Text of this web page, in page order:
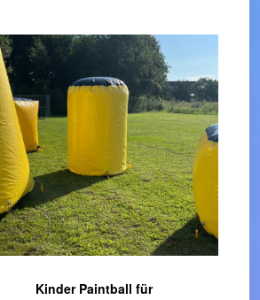
Kinder Paintball für